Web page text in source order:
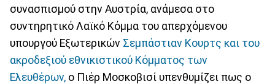
συνασπισμού στην Αυστρία, ανάμεσα στο
συντηρητικό Λαϊκό Κόμμα του απερχόμενου
υπουργού Εξωτερικών Σεμπάστιαν Κουρτς και του
ακροδεξιού εθνικιστικού Κόμματος των
Ελευθέρων, ο Πιέρ Μοσκοβισί υπενθυμίζει πως ο